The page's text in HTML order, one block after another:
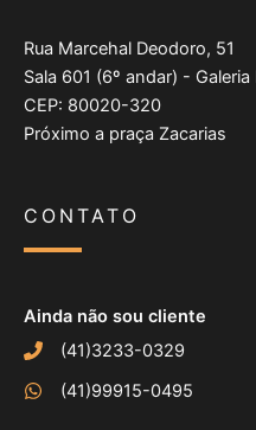
Rua Marcehal Deodoro, 51
Sala 601 (6º andar) -
CEP: 80020-320
Próximo a praça Zacarias
CONTATO
Ainda não sou cliente
(41)3233-0329
(41)99915-0495